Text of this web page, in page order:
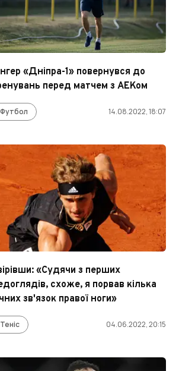
«Дніпра-1» повернувся до
перед матчем з АЕКом
Футбол 14.08.2022, 18:07
«Судячи з перших
схоже, я порвав кілька
зв'язок правої ноги»
Теніс 04.06.2022, 20:15